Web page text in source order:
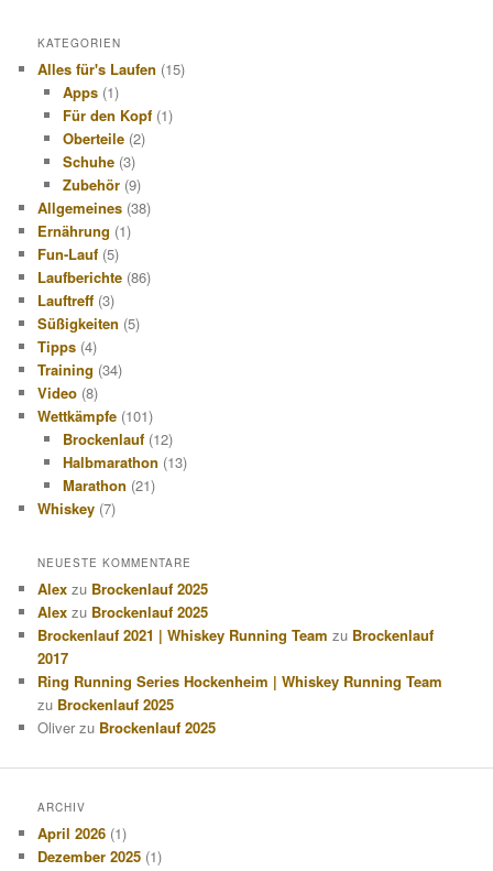
KATEGORIEN
Alles für's Laufen (15)
Apps(1)
Für den Kopf(1)
Oberteile(2)
Schuhe(3)
Zubehör(9)
Allgemeines (38)
Ernährung (1)
Fun-Lauf (5)
Laufberichte (86)
Lauftreff (3)
Süßigkeiten (5)
Tipps (4)
Training (34)
Video (8)
Wettkämpfe (101)
Brockenlauf(12)
Halbmarathon (13)
Marathon (21)
Whiskey (7)
NEUESTE KOMMENTARE
Alex zu Brockenlauf 2025
Alex zu Brockenlauf 2025
Brockenlauf 2021 | Whiskey Running Team zu Brockenlauf
2017
Ring Running Series Hockenheim | Whiskey Running Team
zu Brockenlauf 2025
Oliver zu Brockenlauf 2025
ARCHIV
April 2026 (1)
Dezember 2025 (1)